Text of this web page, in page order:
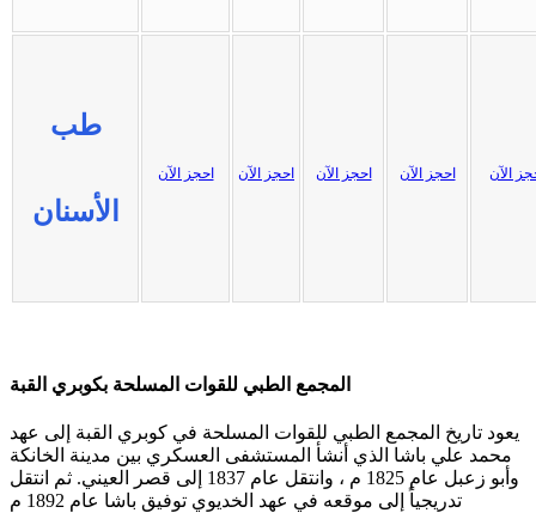
طب
الأسنان
احجز الآن احجز الآن احجز الآن احجز الآن الآن
المجمع الطبي للقوات المسلحة بكوبري القبة
يعود تاريخ المجمع الطبي للقوات المسلحة في كوبري القبة إلى عهد
محمد علي باشا الذي أنشأ المستشفى العسكري بين مدينة الخانكة
وأبو زعبل عام 1825 م ، وانتقل عام 1837 إلى قصر العيني. ثم انتقل
تدريجياً إلى موقعه في عهد الخديوي توفيق باشا عام 1892 م